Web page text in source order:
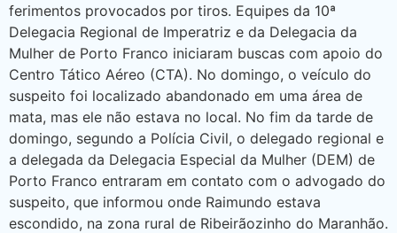
ferimentos provocados por tiros. Equipes da 10ª
Delegacia Regional de Imperatriz e da Delegacia da
Mulher de Porto Franco iniciaram buscas com apoio do
Centro Tático Aéreo (CTA). No domingo, o veículo do
suspeito foi localizado abandonado em uma área de
mata, mas ele não estava no local. No fim da tarde de
domingo, segundo a Polícia Civil, o delegado regional e
a delegada da Delegacia Especial da Mulher (DEM) de
Porto Franco entraram em contato com o advogado do
suspeito, que informou onde Raimundo estava
escondido, na zona rural de Ribeirãozinho do Maranhão.